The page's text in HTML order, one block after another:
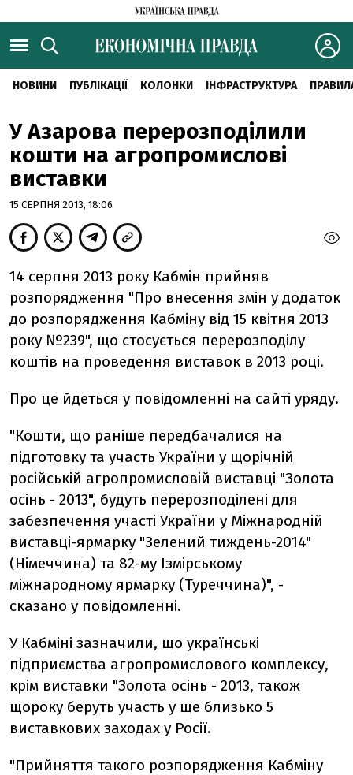
НОВИНИ ПУБЛІКАЦІЇ КОЛОНКИ ІНФРАСТРУКТУРА
У Азарова перерозподілили
кошти на агропромислові
виставки
15 СЕРПНЯ 2013, 18:06
14 серпня 2013 року Кабмін прийняв
розпорядження "Про внесення змін у додаток
до розпорядження Кабміну від 15 квітня 2013
року №239", що стосується перерозподілу
коштів на проведення виставок в 2013 році.
Про це йдеться у повідомленні на сайті уряду.
"Кошти, що раніше передбачалися на
підготовку та участь України у щорічній
російській агропромисловій виставці "Золота
осінь - 2013", будуть перерозподілені для
забезпечення участі України у Міжнародній
виставці-ярмарку "Зелений тиждень-2014"
(Німеччина) та 82-му Ізмірському
міжнародному ярмарку (Туреччина)", -
сказано у повідомленні.
У Кабміні зазначили, що українські
підприємства агропромислового комплексу,
крім виставки "Золота осінь - 2013, також
щороку беруть участь у ще близько 5
виставкових заходах у Росії.
"Прийняття такого розпорядження Кабміну